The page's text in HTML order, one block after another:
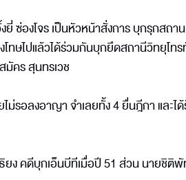
ซ่องโจร เป็นหัวหน้าสั่งการ บุกรุกสถา
ทษไปแล้วได้ร่วมกันบุกยึดสถานีวิทยุโท
มัคร สุนทรเวช
รอลงอาญา จำเลยทั้ง 4 ยื่นฎีกา และไ
ง คดีบุกเอ็นบีทีเมื่อปี 51 ส่วน นายชิติ